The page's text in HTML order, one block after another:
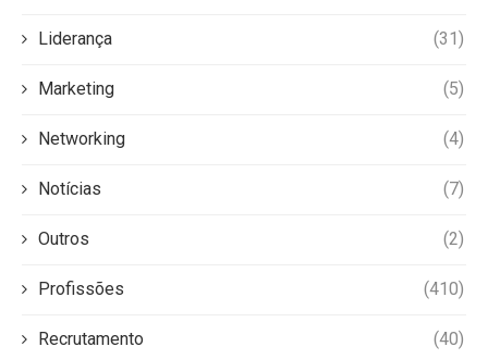
Liderança (31)
Marketing (5)
Networking (4)
Notícias (7)
Outros (2)
Profissões (410)
Recrutamento (40)